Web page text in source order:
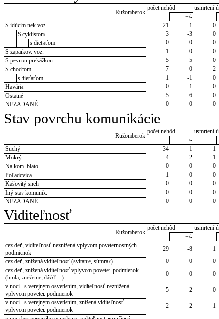
Ružomberok
počet nehôd
usmrtení
+/-
S idúcim nek.voz.
21 1
0
S cyklistom
3 -3
0
s dieťaťom
0 0
0
S zaparkov. voz.
1 0
0
S pevnou prekážkou
5 5
0
S chodcom
7 0
2
s dieťaťom
1 -1
0
Havária
0 -1
0
Ostatné
5 -6
0
NEZADANÉ
0 0 0
Stav povrchu komunikácie
Ružomberok
počet nehôd
usmrtení
+/-
Suchý
34 1
1
Mokrý
4 -2
1
Na kom. blato
0 0
0
Poľadovica
1 0
0
Kašovitý sneh
0 0
0
Iný stav komunik.
0 0
0
NEZADANÉ
0 0 0
Viditeľnosť
Ružomberok
počet nehôd
usmrtení
+/-
cez deň, viditeľnosť neznížená vplyvom poveternostných
podmienok
29 -8
1
cez deň, znížená viditeľnosť (svitanie, súmrak)
0 0
0
cez deň, znížená viditeľnosť vplyvom poveter. podmienok
(hmla, sneženie, dážď ...)
0 0
0
v noci - s verejným osvetlením, viditeľnosť neznížená
vplyvom poveter. podmienok
5 2
0
v noci - s verejným osvetlením, znížená viditeľnosť
vplyvom poveter. podmienok
2 2
1